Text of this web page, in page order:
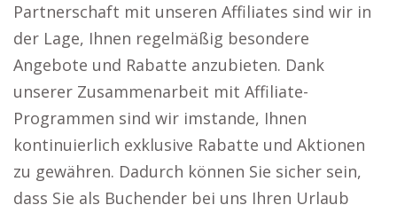
Partnerschaft mit unseren Affiliates sind wir in
der Lage, Ihnen regelmäßig besondere
Angebote und Rabatte anzubieten. Dank
unserer Zusammenarbeit mit Affiliate-
Programmen sind wir imstande, Ihnen
kontinuierlich exklusive Rabatte und Aktionen
zu gewähren. Dadurch können Sie sicher sein,
dass Sie als Buchender bei uns Ihren Urlaub